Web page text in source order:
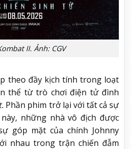
II. Ảnh: CGV
theo đầy kịch tính trong loạt
thể từ trò chơi điện tử đình
Phần phim trở lại với tất cả sự
những nhà vô địch được
góp mặt của chính Johnny
nhau trong trận chiến đẫm